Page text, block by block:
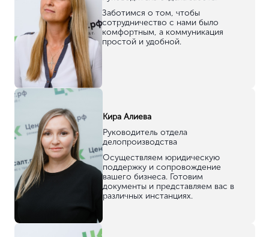
ООО «Центрконсалт»
ИНН 0274970120 \ КПП 027401001
ОГРН 1210200057594
г. Абакан, ул. проспект Ленина, 63
8 (800) 700-11-14
info@центрконсалт.рф
Режим работы:
по будням с 9:00 до 19:00